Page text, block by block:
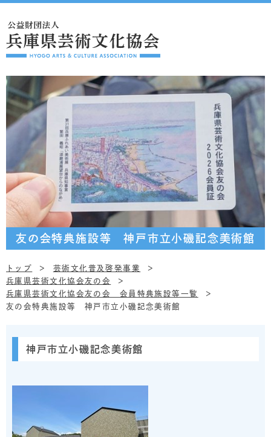
友の会特典施設等 神戸市立小磯記念美術館
トップ
芸術文化普及啓発事業
兵庫県芸術文化協会友の会
兵庫県芸術文化協会友の会 会員特典施設等一覧
友の会特典施設等 神戸市立小磯記念美術館
神戸市立小磯記念美術館